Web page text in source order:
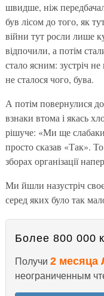
швидше, ніж
був лісом до того, як
війни тут росли лише
відпочили, а потім
стало ясним: зустріч
не сталося чого, бува.
А потім повернулися
взнаки втома і якась
рішуче: «Ми ще
просто сказав «Так».
зборах організації
Ми йшли назустріч
серед яких було так
Более 800 000
Получи 2 месяца
неограниченным